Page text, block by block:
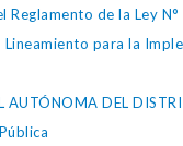
Reglamento de la Ley
para la
DEL